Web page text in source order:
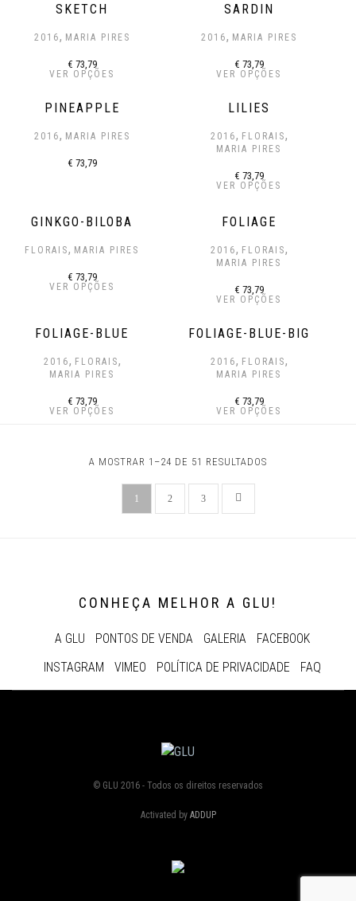
SKETCH
2016, MARIA PIRES
€ 73,79
VER OPÇÕES
SARDIN
2016, MARIA PIRES
€ 73,79
VER OPÇÕES
PINEAPPLE
2016, MARIA PIRES
€ 73,79
LILIES
2016, FLORAIS,
MARIA PIRES
€ 73,79
VER OPÇÕES
GINKGO-BILOBA
FLORAIS, MARIA PIRES
€ 73,79
VER OPÇÕES
FOLIAGE
2016, FLORAIS,
MARIA PIRES
€ 73,79
VER OPÇÕES
FOLIAGE-BLUE
2016, FLORAIS,
MARIA PIRES
€ 73,79
VER OPÇÕES
FOLIAGE-BLUE-BIG
2016, FLORAIS,
MARIA PIRES
€ 73,79
VER OPÇÕES
A MOSTRAR 1–24 DE 51 RESULTADOS
1 2 3
CONHEÇA MELHOR A GLU!
A GLU PONTOS DE VENDA GALERIA
FACEBOOK
INSTAGRAM
VIMEO POLÍTICA DE PRIVACIDADE FAQ
© GLU 2016 - Todos os direitos reservados
Activated by ADDUP